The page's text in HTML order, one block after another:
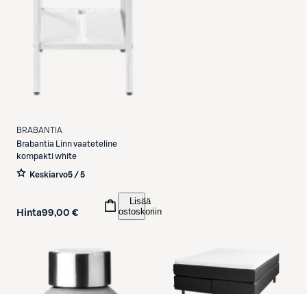
BRABANTIA
Brabantia
Linn vaateteline
kompakti white
Keskiarvo5 / 5
Hinta99,00 €
Lisää
ostoskoriin